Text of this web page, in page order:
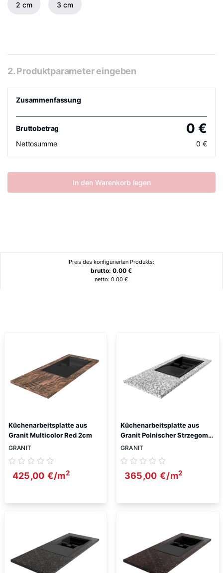
2 cm 3 cm
2. Produktparameter eingeben
Zusammenfassung
Bruttobetrag 0 €
Nettosumme 0 €
In den Warenkorb legen
Preis des konfigurierten Produkts:
brutto:0.00 €
netto:0.00 €
Küchenarbeitsplatte aus
Granit Multicolor Red 2cm
GRANIT
425,00 €/m2
Küchenarbeitsplatte aus
Granit Polnischer Strzegom
2cm
GRANIT
365,00 €/m2